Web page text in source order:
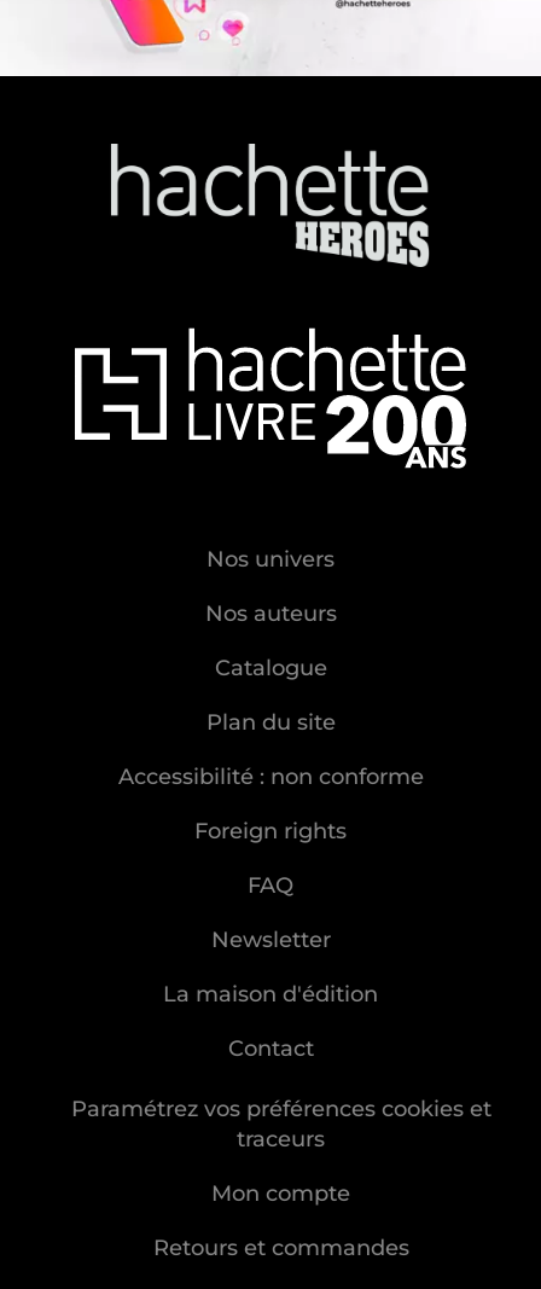
Nos univers
Nos auteurs
Catalogue
Plan du site
Accessibilité : non conforme
Foreign rights
FAQ
Newsletter
La maison d'édition
Contact
Paramétrez vos préférences cookies et
traceurs
Mon compte
Retours et commandes